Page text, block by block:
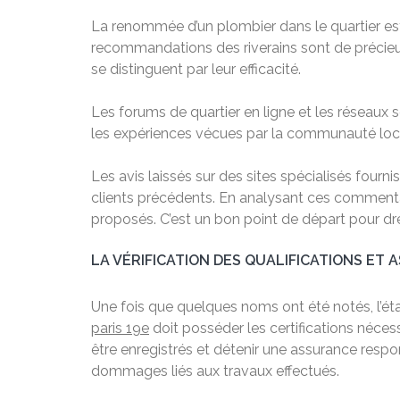
La renommée d’un plombier dans le quartier
recommandations des riverains sont de
se distinguent par leur efficacité.
Les forums de quartier en ligne et les
les expériences vécues par la communauté
Les avis laissés sur des sites spécialisés
clients précédents. En analysant ces
proposés. C’est un bon point de départ pour
LA VÉRIFICATION DES QUALIFICATIONS ET
Une fois que quelques noms ont été notés,
paris 19e doit posséder les certifications
être enregistrés et détenir une assurance
dommages liés aux travaux effectués.